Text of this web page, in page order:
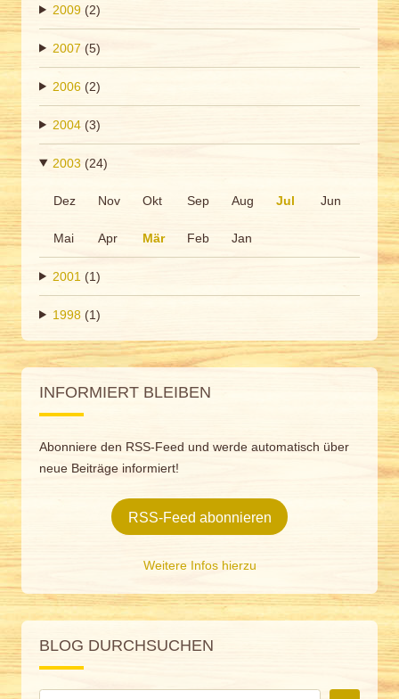
2009 (2)
2007 (5)
2006 (2)
2004 (3)
2003 (24)
Dez Nov Okt Sep Aug Jul Jun
Mai Apr Mär Feb Jan
2001 (1)
1998 (1)
INFORMIERT BLEIBEN
Abonniere den RSS-Feed und werde automatisch über
neue Beiträge informiert!
RSS-Feed abonnieren
Weitere Infos hierzu
BLOG DURCHSUCHEN